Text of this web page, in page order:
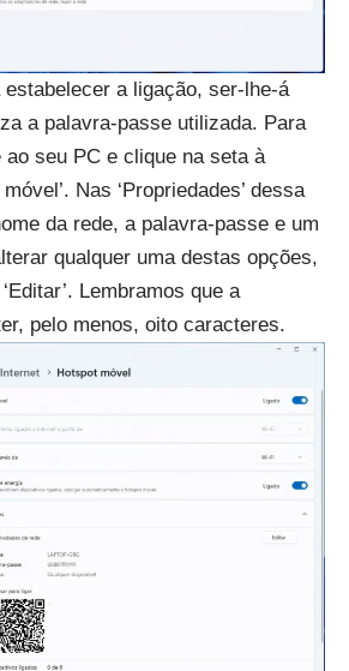
a ligação, ser-lhe-á
a palavra-passe utilizada. Para
seu PC e clique na seta à
Nas ‘Propriedades’ dessa
da rede, a palavra-passe e um
qualquer uma destas opções,
Lembramos que a
pelo menos, oito caracteres.